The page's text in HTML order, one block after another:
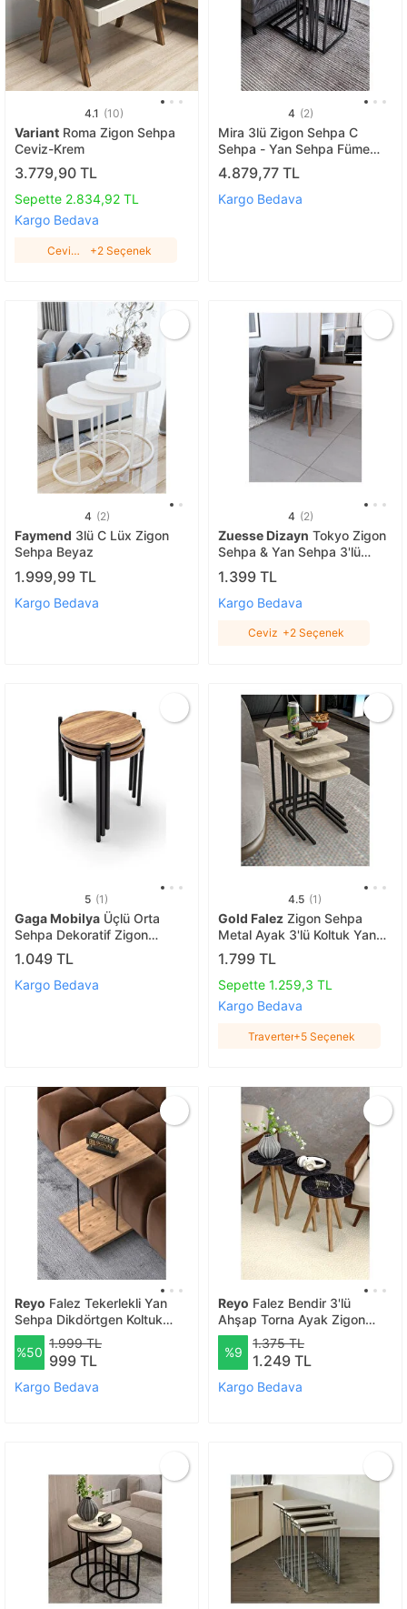
4.1 (10)
Variant Roma Zigon Sehpa
Ceviz-Krem
3.779,90 TL
Sepette 2.834,92 TL
Kargo Bedava
Ceviz-
+2 Seçenek
4 (2)
Mira 3lü Zigon Sehpa C
Sehpa - Yan Sehpa Füme
Cam
4.879,77 TL
Kargo Bedava
4 (2)
Faymend 3lü C Lüx Zigon
Sehpa Beyaz
1.999,99 TL
Kargo Bedava
4 (2)
Zuesse Dizayn Tokyo Zigon
Sehpa & Yan Sehpa 3'lü
Ahşap Ayaklı Yuvarlak
Sehpa Ceviz
1.399 TL
Kargo Bedava
Ceviz +2 Seçenek
5 (1)
Gaga Mobilya Üçlü Orta
Sehpa Dekoratif Zigon
Sehpa Yan Sehpa Takımı
Metal Ayaklı Modern Tasarım
Set (3 Lü Yuvarlak Zi̇gon
1.049 TL
Kargo Bedava
4.5 (1)
Gold Falez Zigon Sehpa
Metal Ayak 3'lü Koltuk Yan
Sehpa Zino Traverten
Traverten
1.799 TL
Sepette 1.259,3 TL
Kargo Bedava
Traverten+5 Seçenek
Reyo Falez Tekerlekli Yan
Sehpa Dikdörtgen Koltuk
Yanı Kanepe Yanı Hareketli
Çok Amaçlı Servis Sehpası
Atlantik Çam
%50
1.999 TL
999 TL
Kargo Bedava
Reyo Falez Bendir 3'lü
Ahşap Torna Ayak Zigon
Sehpa Seti – Dekoratif Salon
Ve Oturma Odası Sehpası
%9
1.375 TL
1.249 TL
Kargo Bedava